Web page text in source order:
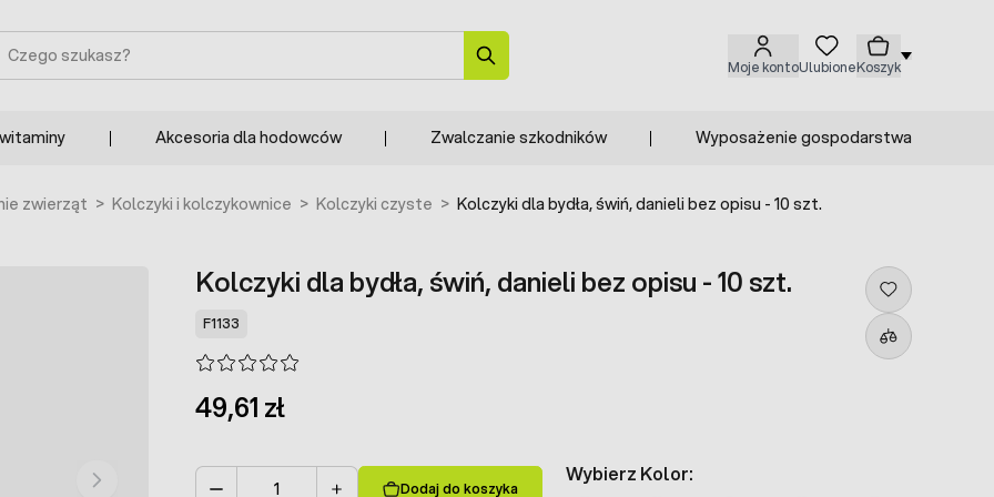
Moje kontoUlubioneKoszyk
Akcesoria dla hodowców Zwalczanie szkodników Wyposażenie gospodarstwa
zwierząt > Kolczyki i kolczykownice > Kolczyki czyste > Kolczyki dla bydła, świń, danieli bez opisu - 10 szt.
Kolczyki dla bydła, świń, danieli bez opisu - 10 szt.
F1133
49,61 zł
Dodaj do koszyka
Wybierz Kolor: